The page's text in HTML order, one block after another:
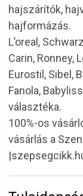
hajszárítók,
hajformázás.
L’oreal,
Carin, Ronney,
Eurostil, Sibel,
Fanola,
választéka.
100%-os
vásárlás a